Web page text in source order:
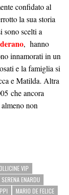
confidato al
la sua storia
sono scelti a
, hanno
innamorati in un
e la famiglia si
e Matilda. Altra
che ancora
non
VIP
ENARDU
MARIO DE FELICE